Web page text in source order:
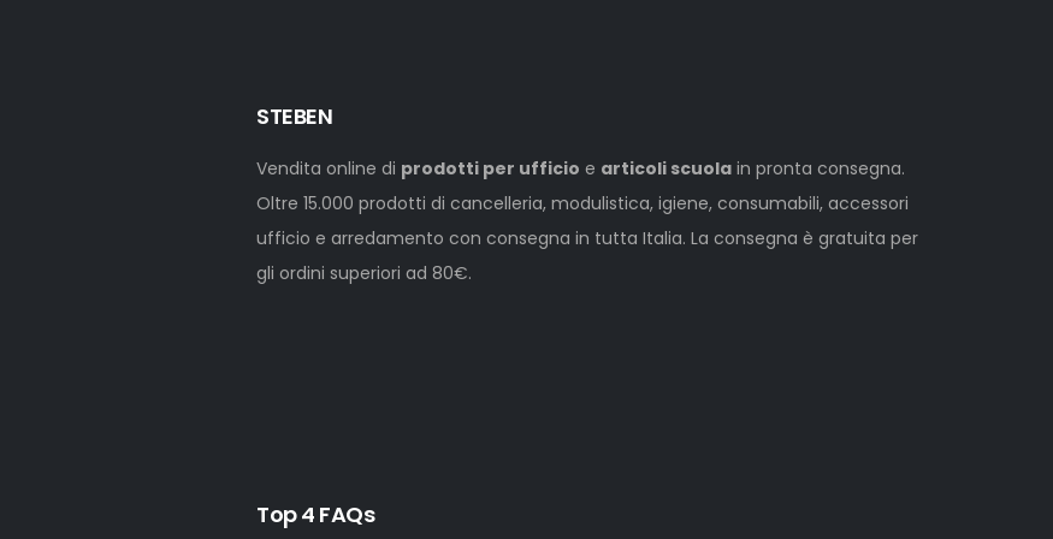
STEBEN
Vendita online di prodotti per ufficio e articoli scuola in pronta consegna.
Oltre 15.000 prodotti di cancelleria, modulistica, igiene, consumabili, accessori
ufficio e arredamento con consegna in tutta Italia. La consegna è gratuita per
gli ordini superiori ad 80€.
Top 4 FAQs